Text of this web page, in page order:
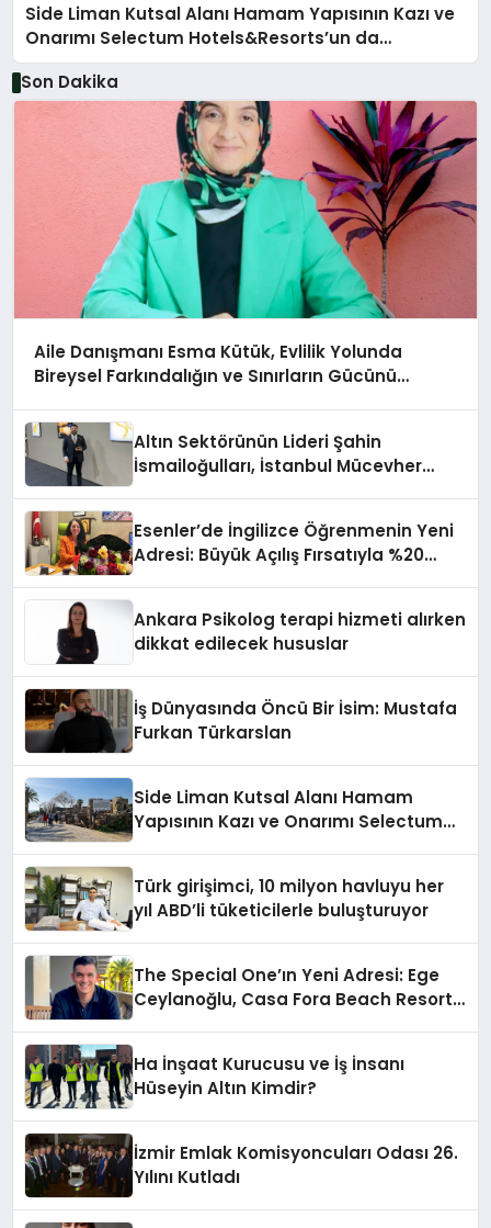
Side Liman Kutsal Alanı Hamam Yapısının Kazı ve
Onarımı Selectum Hotels&Resorts’un da
Katkılarıyla Tamamlandı
Son Dakika
Aile Danışmanı Esma Kütük, Evlilik Yolunda
Bireysel Farkındalığın ve Sınırların Gücünü
Altın Sektörünün Lideri Şahin
İsmailoğulları, İstanbul Mücevher
Esenler’de İngilizce Öğrenmenin Yeni
Adresi: Büyük Açılış Fırsatıyla %20
Ankara Psikolog terapi hizmeti alırken
dikkat edilecek hususlar
İş Dünyasında Öncü Bir İsim: Mustafa
Furkan Türkarslan
Side Liman Kutsal Alanı Hamam
Yapısının Kazı ve Onarımı Selectum
Türk girişimci, 10 milyon havluyu her
yıl ABD’li tüketicilerle buluşturuyor
The Special One’ın Yeni Adresi: Ege
Ceylanoğlu, Casa Fora Beach Resort
Ha İnşaat Kurucusu ve İş İnsanı
Hüseyin Altın Kimdir?
İzmir Emlak Komisyoncuları Odası 26.
Yılını Kutladı